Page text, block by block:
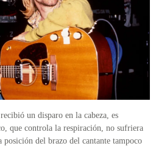
un disparo en la cabeza, es
que controla la respiración, no sufriera
del brazo del cantante tampoco